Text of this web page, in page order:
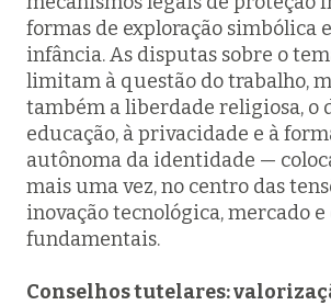
formas de exploração simbólica
infância. As disputas sobre o
limitam à questão do trabalho,
também a liberdade religiosa, o
educação, à privacidade e à
autônoma da identidade —
mais uma vez, no centro das
inovação tecnológica, mercado
fundamentais.
Conselhos tutelares: